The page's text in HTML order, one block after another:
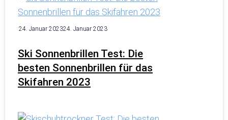
Ski Sonnenbrillen Test: Die
besten Sonnenbrillen für das
Skifahren 2023
24. Januar 202324. Januar 2023